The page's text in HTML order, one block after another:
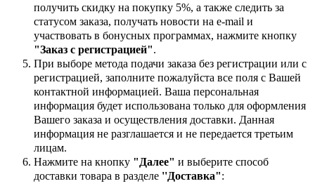
получить скидку на покупку 5%, а также следить за
статусом заказа, получать новости на e-mail и
участвовать в бонусных программах, нажмите кнопку
"Заказ с регистрацией".
При выборе метода подачи заказа без регистрации или с
регистрацией, заполните пожалуйста все поля с Вашей
контактной информацией. Ваша персональная
информация будет использована только для оформления
Вашего заказа и осуществления доставки. Данная
информация не разглашается и не передается третьим
лицам.
Нажмите на кнопку "Далее" и выберите способ
доставки товара в разделе ''Доставка":